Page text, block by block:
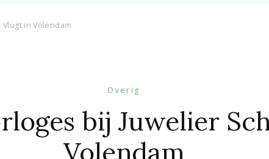
in Volendam
Overig
bij Juwelier
Volendam